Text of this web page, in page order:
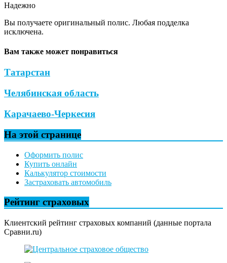
Надежно
Вы получаете оригинальный полис. Любая подделка
исключена.
Вам также может понравиться
Татарстан
Челябинская область
Карачаево-Черкесия
На этой странице
Оформить полис
Купить онлайн
Калькулятор стоимости
Застраховать автомобиль
Рейтинг страховых
Клиентский рейтинг страховых компаний (данные портала
Сравни.ru)